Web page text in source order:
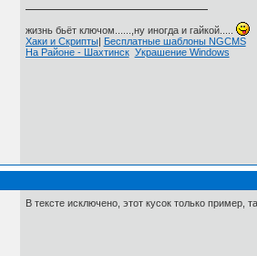
жизнь бьёт ключом......,ну иногда и гайкой.....
Хаки и Скрипты|
Бесплатные шаблоны NGCMS
На Районе - Шахтинск Украшение Windows
В тексте исключено, этот кусок только пример,